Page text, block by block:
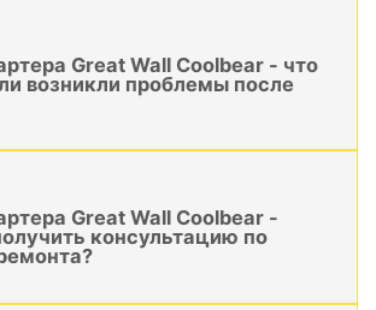
Great Wall Coolbear - что
возникли проблемы после
Great Wall Coolbear -
консультацию по